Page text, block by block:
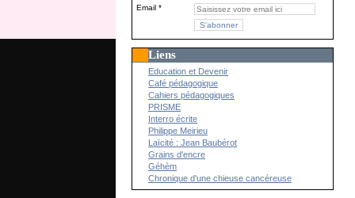
Email
Liens
Education et Devenir
Café pédagogique
Cahiers pédagogiques
PRISME
Interro écrite
Philippe Meirieu
Laïcité : Jean Baubérot
Grains d'encre
Géhèm
Chronique d'une chieuse cancéreuse